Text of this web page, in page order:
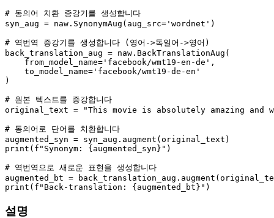
# 동의어 치환 증강기를 생성합니다
syn_aug = naw.SynonymAug(aug_src= 'wordnet' )
# 역번역 증강기를 생성합니다 (영어->독일어->영어)
back_translation_aug = naw.BackTranslationAug(
    from_model_name=
'facebook/wmt19-en-de' ,
    to_model_name=
'facebook/wmt19-de-en'
)
# 원본 텍스트를 증강합니다
original_text =
"This movie is absolutely amazing and
# 동의어로 단어를 치환합니다
print ( f"Synonym: {augmented_syn} " )
# 역번역으로 새로운 표현을 생성합니다
print ( f"Back-translation: {augmented_bt} "
설명